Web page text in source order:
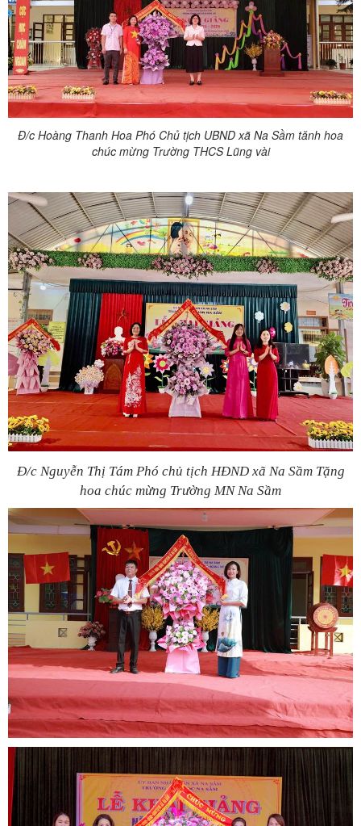
Đ/c Hoàng Thanh Hoa Phó Chủ tịch UBND xã Na Sầm tănh hoa
chúc mừng Trường THCS Lũng vài
Đ/c Nguyễn Thị Tám Phó chủ tịch HĐND xã Na Sầm Tặng
hoa chúc mừng Trường MN Na Sầm